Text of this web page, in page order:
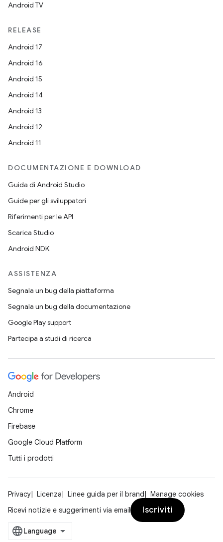
Android TV
RELEASE
Android 17
Android 16
Android 15
Android 14
Android 13
Android 12
Android 11
DOCUMENTAZIONE E DOWNLOAD
Guida di Android Studio
Guide per gli sviluppatori
Riferimenti per le API
Scarica Studio
Android NDK
ASSISTENZA
Segnala un bug della piattaforma
Segnala un bug della documentazione
Google Play support
Partecipa a studi di ricerca
Android
Chrome
Firebase
Google Cloud Platform
Tutti i prodotti
Privacy Licenza Linee guida per il brand
Manage cookies
Ricevi notizie e suggerimenti via email
Iscriviti